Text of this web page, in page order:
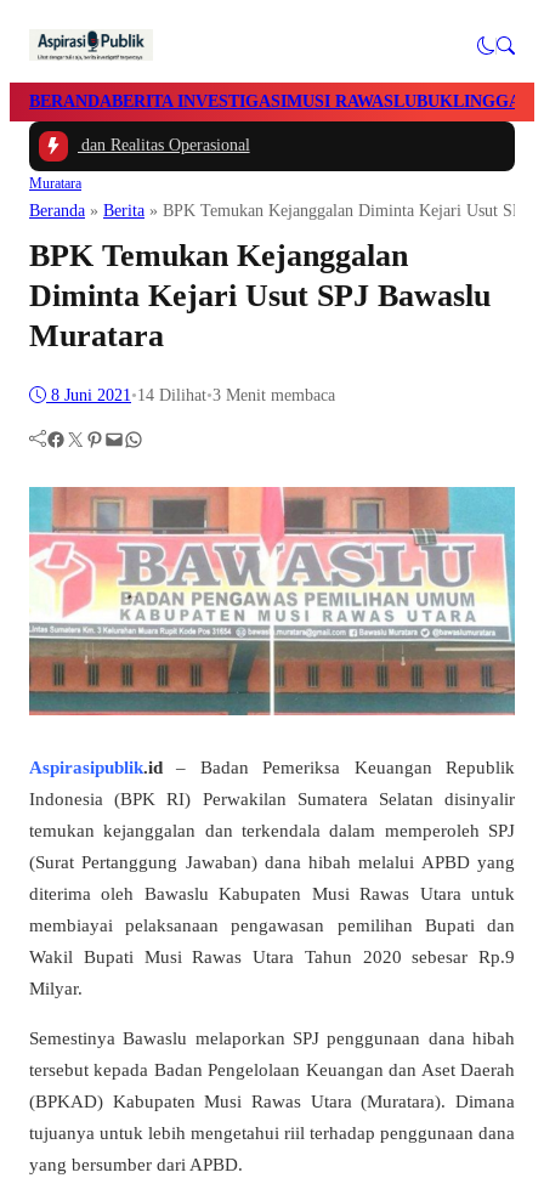
BERANDABERITA INVESTIGASIMUSI RAWASLUBUKLINGGAU
dan Realitas Operasional
Muratara
Beranda » Berita » BPK Temukan Kejanggalan Diminta Kejari Usut SPJ
BPK Temukan Kejanggalan
Diminta Kejari Usut SPJ Bawaslu
Muratara
8 Juni 2021•14 Dilihat•3 Menit membaca
Facebook Twitter Pinterest Mail WhatsApp
Aspirasipublik.id – Badan Pemeriksa Keuangan Republik
Indonesia (BPK RI) Perwakilan Sumatera Selatan disinyalir
temukan kejanggalan dan terkendala dalam memperoleh SPJ
(Surat Pertanggung Jawaban) dana hibah melalui APBD yang
diterima oleh Bawaslu Kabupaten Musi Rawas Utara untuk
membiayai pelaksanaan pengawasan pemilihan Bupati dan
Wakil Bupati Musi Rawas Utara Tahun 2020 sebesar Rp.9
Milyar.
Semestinya Bawaslu melaporkan SPJ penggunaan dana hibah
tersebut kepada Badan Pengelolaan Keuangan dan Aset Daerah
(BPKAD) Kabupaten Musi Rawas Utara (Muratara). Dimana
tujuanya untuk lebih mengetahui riil terhadap penggunaan dana
yang bersumber dari APBD.